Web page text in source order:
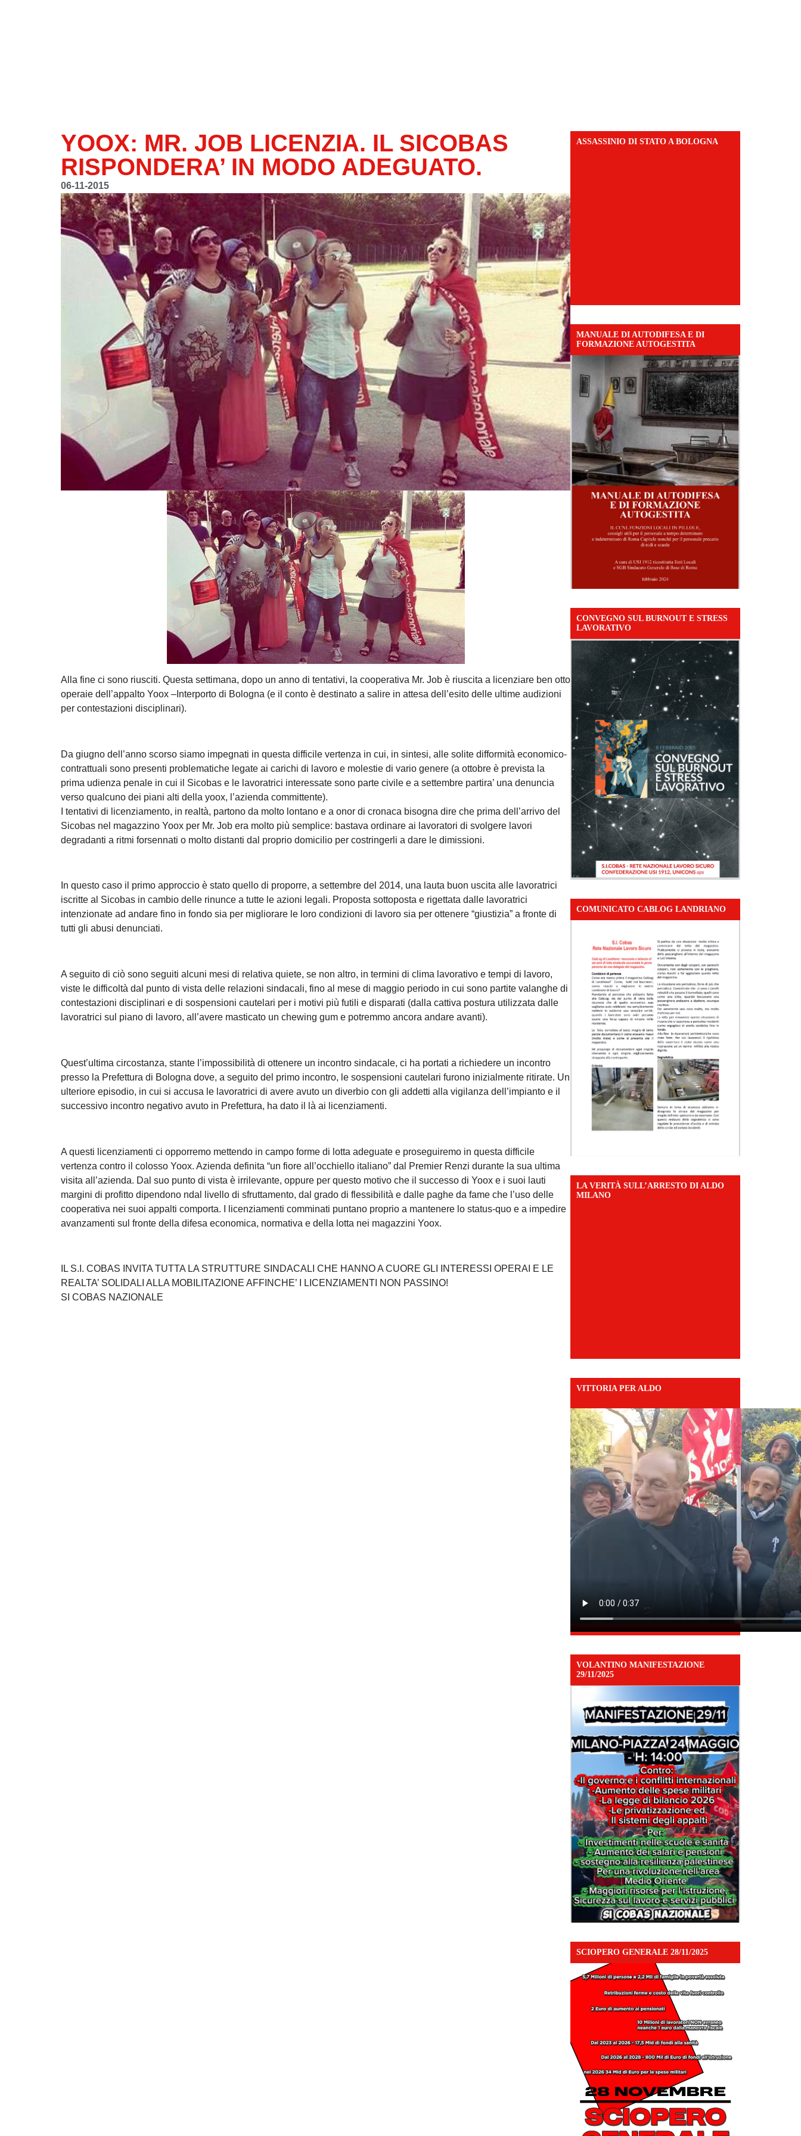
YOOX: MR. JOB LICENZIA. IL SICOBAS
RISPONDERA’ IN MODO ADEGUATO.
06-11-2015
Alla fine ci sono riusciti. Questa settimana, dopo un anno di tentativi, la cooperativa Mr. Job è riuscita a licenziare ben otto
operaie dell’appalto Yoox –Interporto di Bologna (e il conto è destinato a salire in attesa dell’esito delle ultime audizioni
per contestazioni disciplinari).
Da giugno dell’anno scorso siamo impegnati in questa difficile vertenza in cui, in sintesi, alle solite difformità economico-
contrattuali sono presenti problematiche legate ai carichi di lavoro e molestie di vario genere (a ottobre è prevista la
prima udienza penale in cui il Sicobas e le lavoratrici interessate sono parte civile e a settembre partira’ una denuncia
verso qualcuno dei piani alti della yoox, l’azienda committente).
I tentativi di licenziamento, in realtà, partono da molto lontano e a onor di cronaca bisogna dire che prima dell’arrivo del
Sicobas nel magazzino Yoox per Mr. Job era molto più semplice: bastava ordinare ai lavoratori di svolgere lavori
degradanti a ritmi forsennati o molto distanti dal proprio domicilio per costringerli a dare le dimissioni.
In questo caso il primo approccio è stato quello di proporre, a settembre del 2014, una lauta buon uscita alle lavoratrici
iscritte al Sicobas in cambio delle rinunce a tutte le azioni legali. Proposta sottoposta e rigettata dalle lavoratrici
intenzionate ad andare fino in fondo sia per migliorare le loro condizioni di lavoro sia per ottenere “giustizia” a fronte di
tutti gli abusi denunciati.
A seguito di ciò sono seguiti alcuni mesi di relativa quiete, se non altro, in termini di clima lavorativo e tempi di lavoro,
viste le difficoltà dal punto di vista delle relazioni sindacali, fino al mese di maggio periodo in cui sono partite valanghe di
contestazioni disciplinari e di sospensioni cautelari per i motivi più futili e disparati (dalla cattiva postura utilizzata dalle
lavoratrici sul piano di lavoro, all’avere masticato un chewing gum e potremmo ancora andare avanti).
Quest’ultima circostanza, stante l’impossibilità di ottenere un incontro sindacale, ci ha portati a richiedere un incontro
presso la Prefettura di Bologna dove, a seguito del primo incontro, le sospensioni cautelari furono inizialmente ritirate. Un
ulteriore episodio, in cui si accusa le lavoratrici di avere avuto un diverbio con gli addetti alla vigilanza dell’impianto e il
successivo incontro negativo avuto in Prefettura, ha dato il là ai licenziamenti.
A questi licenziamenti ci opporremo mettendo in campo forme di lotta adeguate e proseguiremo in questa difficile
vertenza contro il colosso Yoox. Azienda definita “un fiore all’occhiello italiano” dal Premier Renzi durante la sua ultima
visita all’azienda. Dal suo punto di vista è irrilevante, oppure per questo motivo che il successo di Yoox e i suoi lauti
margini di profitto dipendono ndal livello di sfruttamento, dal grado di flessibilità e dalle paghe da fame che l’uso delle
cooperativa nei suoi appalti comporta. I licenziamenti comminati puntano proprio a mantenere lo status-quo e a impedire
avanzamenti sul fronte della difesa economica, normativa e della lotta nei magazzini Yoox.
IL S.I. COBAS INVITA TUTTA LA STRUTTURE SINDACALI CHE HANNO A CUORE GLI INTERESSI OPERAI E LE
REALTA’ SOLIDALI ALLA MOBILITAZIONE AFFINCHE’ I LICENZIAMENTI NON PASSINO!
SI COBAS NAZIONALE
ASSASSINIO DI STATO A BOLOGNA
MANUALE DI AUTODIFESA E DI
FORMAZIONE AUTOGESTITA
CONVEGNO SUL BURNOUT E STRESS
LAVORATIVO
COMUNICATO CABLOG LANDRIANO
LA VERITÀ SULL’ARRESTO DI ALDO
MILANO
VITTORIA PER ALDO
VOLANTINO MANIFESTAZIONE
29/11/2025
SCIOPERO GENERALE 28/11/2025